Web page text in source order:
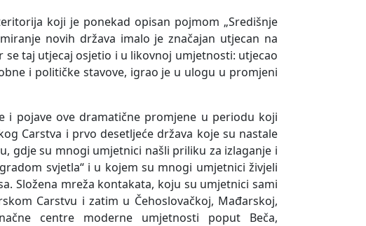
koji je ponekad opisan pojmom „Središnje
novih država imalo je značajan utjecan na
taj utjecaj osjetio i u likovnoj umjetnosti: utjecao
i političke stavove, igrao je u ulogu u promjeni
i pojave ove dramatične promjene u periodu koji
Carstva i prvo desetljeće država koje su nastale
gdje su mnogi umjetnici našli priliku za izlaganje i
svjetla“ i u kojem su mnogi umjetnici živjeli
Složena mreža kontakata, koju su umjetnici sami
Carstvu i zatim u Čehoslovačkoj, Mađarskoj,
centre moderne umjetnosti poput Beča,